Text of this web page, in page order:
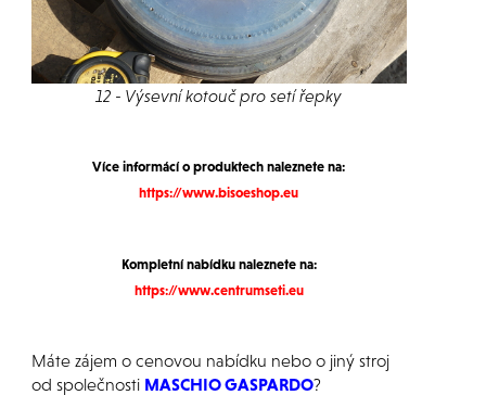
12 - Výsevní kotouč pro setí řepky
Více informácí o produktech naleznete na:
https://www.bisoeshop.eu
Kompletní nabídku naleznete na:
https://www.centrumseti.eu
Máte zájem o cenovou nabídku nebo o jiný stroj
od společnosti MASCHIO GASPARDO?